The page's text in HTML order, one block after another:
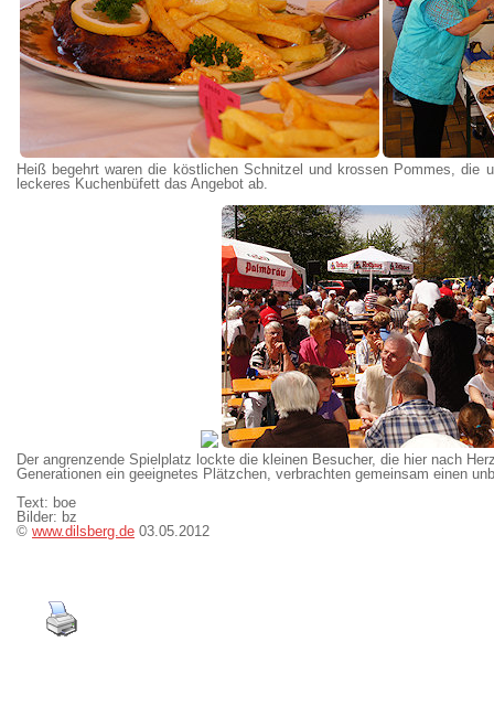
Heiß begehrt waren die köstlichen Schnitzel und krossen Pommes,
leckeres Kuchenbüfett das Angebot ab.
Der angrenzende Spielplatz lockte die kleinen Besucher, die hier nach
Generationen ein geeignetes Plätzchen, verbrachten gemeinsam einen
Text: boe
Bilder: bz
© www.dilsberg.de 03.05.2012